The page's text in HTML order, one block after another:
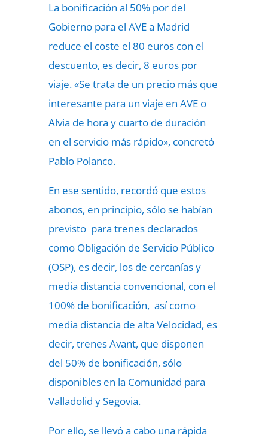
La bonificación al 50% por del
Gobierno para el AVE a Madrid
reduce el coste el 80 euros con el
descuento, es decir, 8 euros por
viaje. «Se trata de un precio más que
interesante para un viaje en AVE o
Alvia de hora y cuarto de duración
en el servicio más rápido», concretó
Pablo Polanco.
En ese sentido, recordó que estos
abonos, en principio, sólo se habían
previsto para trenes declarados
como Obligación de Servicio Público
(OSP), es decir, los de cercanías y
media distancia convencional, con el
100% de bonificación, así como
media distancia de alta Velocidad, es
decir, trenes Avant, que disponen
del 50% de bonificación, sólo
disponibles en la Comunidad para
Valladolid y Segovia.
Por ello, se llevó a cabo una rápida